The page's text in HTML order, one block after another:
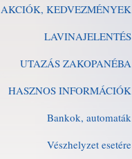
AKCIÓK, KEDVEZMÉNYEK
LAVINAJELENTÉS
UTAZÁS ZAKOPANÉBA
HASZNOS INFORMÁCIÓK
Bankok, automaták
Vészhelyzet esetére